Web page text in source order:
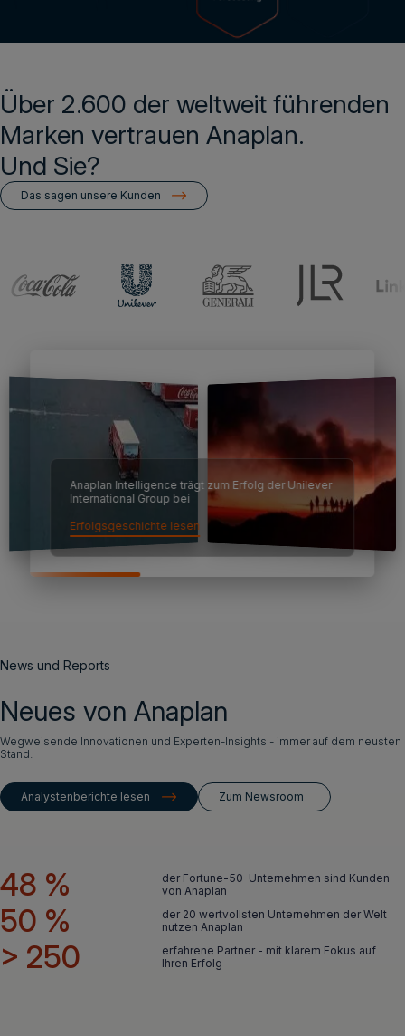
Über 2.600 der weltweit führenden
Marken vertrauen Anaplan.
Und Sie?
Das sagen unsere Kunden
Anaplan Intelligence trägt zum Erfolg der Unilever
International Group bei
Erfolgsgeschichte lesen
News und Reports
Neues von Anaplan
Wegweisende Innovationen und Experten-Insights - immer auf dem neusten
Stand.
Analystenberichte lesen Zum Newsroom
48 %
der Fortune-50-Unternehmen sind Kunden
von Anaplan
50 %
der 20 wertvollsten Unternehmen der Welt
nutzen Anaplan
> 250
erfahrene Partner - mit klarem Fokus auf
Ihren Erfolg